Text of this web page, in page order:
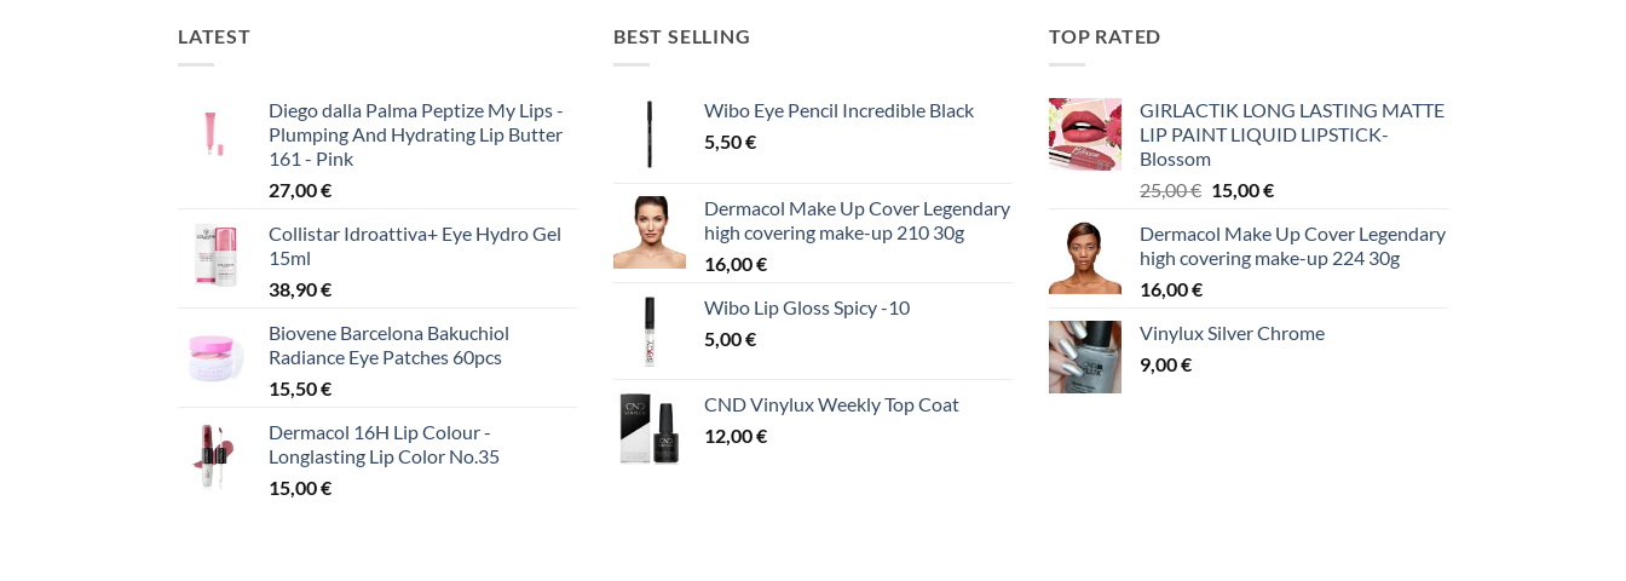
LATEST
Diego dalla Palma Peptize My Lips -
Plumping And Hydrating Lip Butter
161 - Pink
27,00€
Collistar Idroattiva+ Eye Hydro Gel
15ml
38,90€
Biovene Barcelona Bakuchiol
Radiance Eye Patches 60pcs
15,50€
Dermacol 16H Lip Colour -
Longlasting Lip Color No.35
15,00€
BEST SELLING
Wibo Eye Pencil Incredible Black
5,50€
Dermacol Make Up Cover Legendary
high covering make-up 210 30g
16,00€
Wibo Lip Gloss Spicy -10
5,00€
CND Vinylux Weekly Top Coat
12,00€
TOP RATED
GIRLACTIK LONG LASTING MATTE
LIP PAINT LIQUID LIPSTICK-
Blossom
25,00€ Original
was:
25,00 €.
15,00€Η
τιμή
είναι:
Dermacol Make Up Cover Legendary
high covering make-up 224 30g
16,00€
Vinylux Silver Chrome
9,00€